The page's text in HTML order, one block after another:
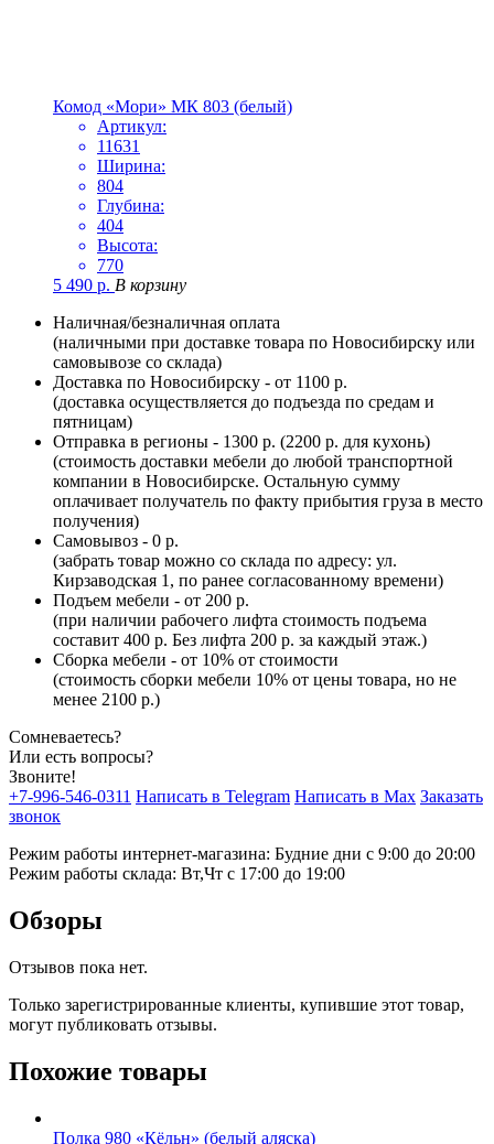
Комод «Мори» МК 803 (белый)
Артикул:
11631
Ширина:
804
Глубина:
404
Высота:
770
5 490 р. В корзину
Наличная/безналичная оплата
(наличными при доставке товара по Новосибирску или
самовывозе со склада)
Доставка по Новосибирску - от 1100 р.
(доставка осуществляется до подъезда по средам и
пятницам)
Отправка в регионы - 1300 р. (2200 р. для кухонь)
(стоимость доставки мебели до любой транспортной
компании в Новосибирске. Остальную сумму
оплачивает получатель по факту прибытия груза в место
получения)
Самовывоз - 0 р.
(забрать товар можно со склада по адресу: ул.
Кирзаводская 1, по ранее согласованному времени)
Подъем мебели - от 200 р.
(при наличии рабочего лифта стоимость подъема
составит 400 р. Без лифта 200 р. за каждый этаж.)
Сборка мебели - от 10% от стоимости
(стоимость сборки мебели 10% от цены товара, но не
менее 2100 р.)
Сомневаетесь?
Или есть вопросы?
Звоните!
+7-996-546-0311 Написать в Telegram Написать в Max Заказать
звонок
Режим работы интернет-магазина: Будние дни с 9:00 до 20:00
Режим работы склада: Вт,Чт с 17:00 до 19:00
Обзоры
Отзывов пока нет.
Только зарегистрированные клиенты, купившие этот товар,
могут публиковать отзывы.
Похожие товары
Полка 980 «Кёльн» (белый аляска)